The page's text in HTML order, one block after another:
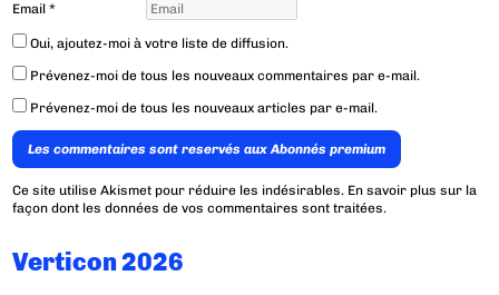
Email*
Oui, ajoutez-moi à votre liste de diffusion.
Prévenez-moi de tous les nouveaux commentaires par e-mail.
Prévenez-moi de tous les nouveaux articles par e-mail.
Les commentaires sont reservés aux Abonnés premium
Ce site utilise Akismet pour réduire les indésirables. En savoir plus sur la
façon dont les données de vos commentaires sont traitées.
Verticon 2026